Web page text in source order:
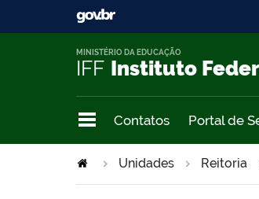
IFF Instituto
MINISTÉRIO DA EDUCAÇÃO
Contatos Portal de
Unidades Reitoria